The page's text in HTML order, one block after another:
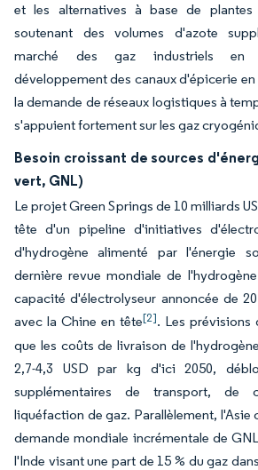
et les alternatives à base de plantes
soutenant des volumes d'azote
marché des gaz industriels en
développement des canaux d'épicerie
la demande de réseaux logistiques à
s'appuient fortement sur les gaz
Besoin croissant de sources
vert, GNL)
Le projet Green Springs de 10 milliards
tête d'un pipeline d'initiatives
d'hydrogène alimenté par l'énergie
dernière revue mondiale de
capacité d'électrolyseur annoncée de
avec la Chine en tête[2]. Les prévisions
que les coûts de livraison de
2,7-4,3 USD par kg d'ici 2050,
supplémentaires de transport, de
liquéfaction de gaz. Parallèlement, l'Asie
demande mondiale incrémentale de
l'Inde visant une part de 15 % du gaz